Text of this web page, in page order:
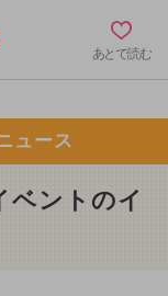
あとで読む
ュース
ベントのイ